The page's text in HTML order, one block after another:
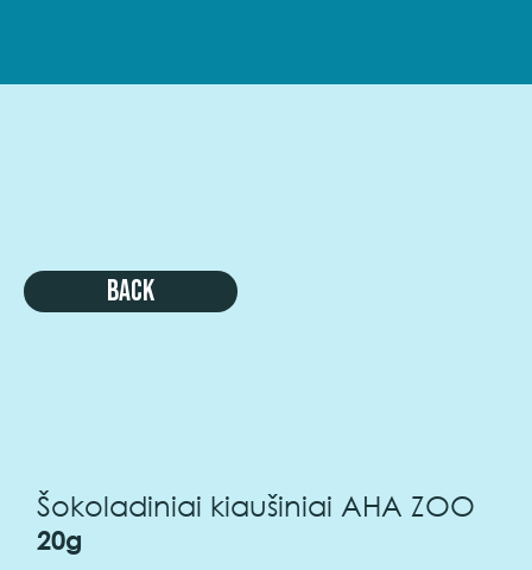
Šokoladiniai kiaušiniai AHA ZOO
20g
Back